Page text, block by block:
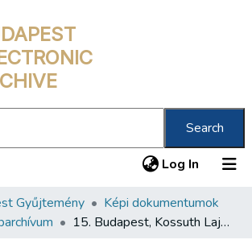
Search
Log In (current)
Gyűjtemény
Képi dokumentumok
15. Budapest, Kossuth Lajos utca Budapest, Kossuth Lajos Strasse : Budapest Avenue Kossuth Lajos